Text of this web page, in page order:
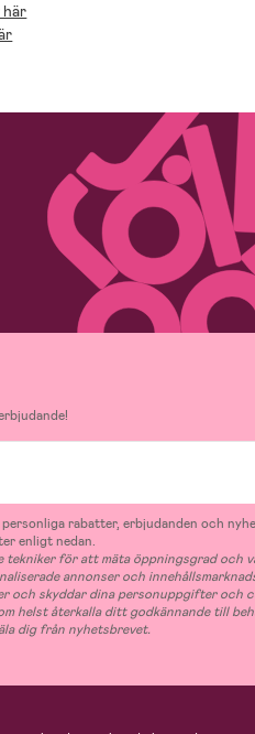
här
rabatter, erbjudanden och
enligt nedan.
tekniker för att mäta öppningsgrad och
annonser och
och skyddar dina personuppgifter och
helst återkalla ditt godkännande till
dig från nyhetsbrevet.